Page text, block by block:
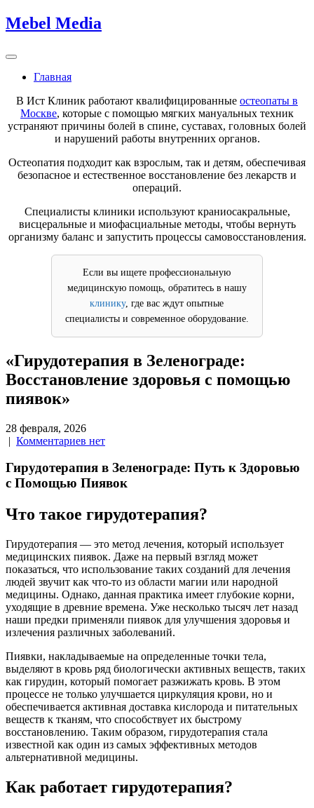
Skip
to
Mebel Media
Главная
В Ист Клиник работают квалифицированные остеопаты в
Москве, которые с помощью мягких мануальных техник
устраняют причины болей в спине, суставах, головных болей
и нарушений работы внутренних органов.
Остеопатия подходит как взрослым, так и детям, обеспечивая
безопасное и естественное восстановление без лекарств и
операций.
Специалисты клиники используют краниосакральные,
висцеральные и миофасциальные методы, чтобы вернуть
организму баланс и запустить процессы самовосстановления.
Если вы ищете профессиональную
медицинскую помощь, обратитесь в нашу
клинику, где вас ждут опытные
специалисты и современное оборудование.
«Гирудотерапия в Зеленограде:
Восстановление здоровья с помощью
пиявок»
28 февраля, 2026
| Комментариев нет
Гирудотерапия в Зеленограде: Путь к Здоровью
с Помощью Пиявок
Что такое гирудотерапия?
Гирудотерапия — это метод лечения, который использует
медицинских пиявок. Даже на первый взгляд может
показаться, что использование таких созданий для лечения
людей звучит как что-то из области магии или народной
медицины. Однако, данная практика имеет глубокие корни,
уходящие в древние времена. Уже несколько тысяч лет назад
наши предки применяли пиявок для улучшения здоровья и
излечения различных заболеваний.
Пиявки, накладываемые на определенные точки тела,
выделяют в кровь ряд биологически активных веществ, таких
как гирудин, который помогает разжижать кровь. В этом
процессе не только улучшается циркуляция крови, но и
обеспечивается активная доставка кислорода и питательных
веществ к тканям, что способствует их быстрому
восстановлению. Таким образом, гирудотерапия стала
известной как один из самых эффективных методов
альтернативной медицины.
Как работает гирудотерапия?